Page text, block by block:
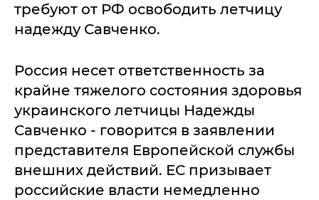
требуют от РФ освободить летчицу
надежду Савченко.
Россия несет ответственность за
крайне тяжелого состояния здоровья
украинского летчицы Надежды
Савченко - говорится в заявлении
представителя Европейской службы
внешних действий. ЕС призывает
российские власти немедленно